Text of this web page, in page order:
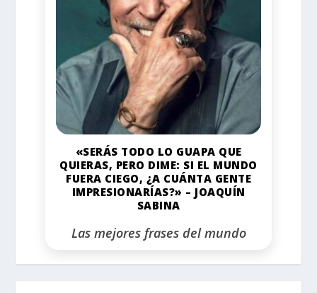
«SERÁS TODO LO GUAPA QUE
QUIERAS, PERO DIME: SI EL MUNDO
FUERA CIEGO, ¿A CUÁNTA GENTE
IMPRESIONARÍAS?» – JOAQUÍN
SABINA
Las mejores frases del mundo